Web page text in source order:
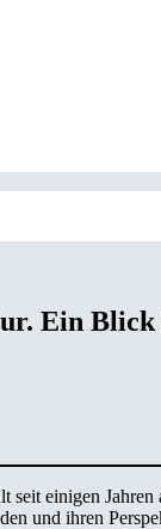
Ein Blick
seit einigen
und ihren